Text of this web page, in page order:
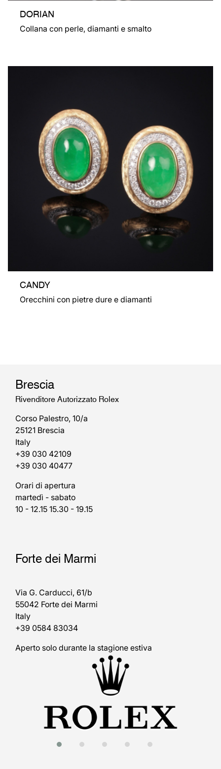
DORIAN
Collana con perle, diamanti e smalto
CANDY
Orecchini con pietre dure e diamanti
Brescia
Rivenditore Autorizzato Rolex
Corso Palestro, 10/a
25121 Brescia
Italy
+39 030 42109
+39 030 40477
Orari di apertura
martedì - sabato
10 - 12.15 15.30 - 19.15
Forte dei Marmi
Via G. Carducci, 61/b
55042 Forte dei Marmi
Italy
+39 0584 83034
Aperto solo durante la stagione estiva